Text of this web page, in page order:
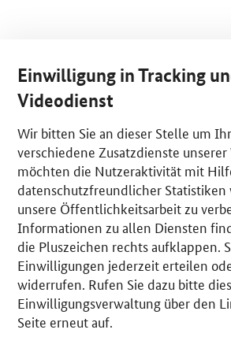
Einwilligung in Tracking
Videodienst
Wir bitten Sie an dieser Stelle um
verschiedene Zusatzdienste
möchten die Nutzeraktivität mit
datenschutzfreundlicher Statistiken
unsere Öffentlichkeitsarbeit zu
Informationen zu allen Diensten
die Pluszeichen rechts aufklappen.
Einwilligungen jederzeit erteilen
widerrufen. Rufen Sie dazu bitte
Einwilligungsverwaltung über den
Seite erneut auf.